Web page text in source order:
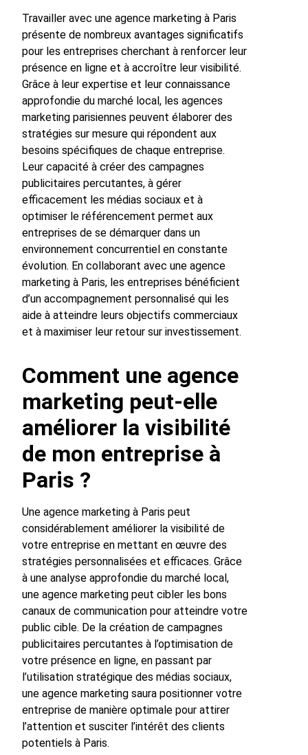
Travailler avec une agence marketing à Paris
présente de nombreux avantages significatifs
pour les entreprises cherchant à renforcer leur
présence en ligne et à accroître leur visibilité.
Grâce à leur expertise et leur connaissance
approfondie du marché local, les agences
marketing parisiennes peuvent élaborer des
stratégies sur mesure qui répondent aux
besoins spécifiques de chaque entreprise.
Leur capacité à créer des campagnes
publicitaires percutantes, à gérer
efficacement les médias sociaux et à
optimiser le référencement permet aux
entreprises de se démarquer dans un
environnement concurrentiel en constante
évolution. En collaborant avec une agence
marketing à Paris, les entreprises bénéficient
d’un accompagnement personnalisé qui les
aide à atteindre leurs objectifs commerciaux
et à maximiser leur retour sur investissement.
Comment une agence
marketing peut-elle
améliorer la visibilité
de mon entreprise à
Paris ?
Une agence marketing à Paris peut
considérablement améliorer la visibilité de
votre entreprise en mettant en œuvre des
stratégies personnalisées et efficaces. Grâce
à une analyse approfondie du marché local,
une agence marketing peut cibler les bons
canaux de communication pour atteindre votre
public cible. De la création de campagnes
publicitaires percutantes à l’optimisation de
votre présence en ligne, en passant par
l’utilisation stratégique des médias sociaux,
une agence marketing saura positionner votre
entreprise de manière optimale pour attirer
l’attention et susciter l’intérêt des clients
potentiels à Paris.